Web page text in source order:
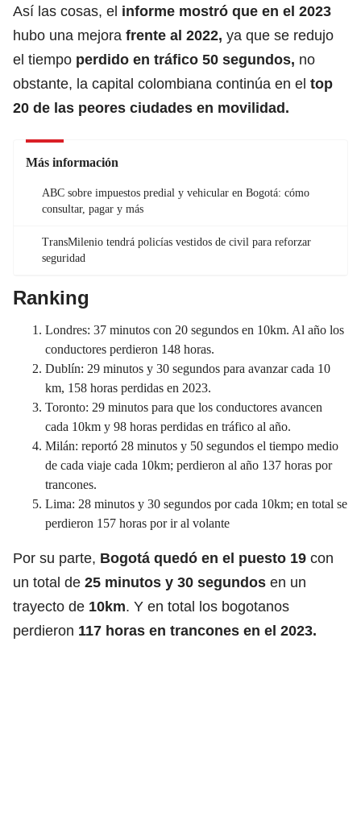
Así las cosas, el informe mostró que en el 2023
hubo una mejora frente al 2022, ya que se redujo
el tiempo perdido en tráfico 50 segundos, no
obstante, la capital colombiana continúa en el top
20 de las peores ciudades en movilidad.
Más información
ABC sobre impuestos predial y vehicular en Bogotá: cómo
consultar, pagar y más
TransMilenio tendrá policías vestidos de civil para reforzar
seguridad
Ranking
Londres: 37 minutos con 20 segundos en 10km. Al año los
conductores perdieron 148 horas.
Dublín: 29 minutos y 30 segundos para avanzar cada 10
km, 158 horas perdidas en 2023.
Toronto: 29 minutos para que los conductores avancen
cada 10km y 98 horas perdidas en tráfico al año.
Milán: reportó 28 minutos y 50 segundos el tiempo medio
de cada viaje cada 10km; perdieron al año 137 horas por
trancones.
Lima: 28 minutos y 30 segundos por cada 10km; en total se
perdieron 157 horas por ir al volante
Por su parte, Bogotá quedó en el puesto 19 con
un total de 25 minutos y 30 segundos en un
trayecto de 10km. Y en total los bogotanos
perdieron 117 horas en trancones en el 2023.